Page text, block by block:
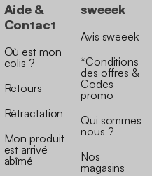
Aide &
Contact
Où est mon
colis ?
Retours
Rétractation
Mon produit
est arrivé
abîmé
sweeek
Avis sweeek
*Conditions
des offres &
Codes
promo
Qui sommes
nous ?
Nos
magasins